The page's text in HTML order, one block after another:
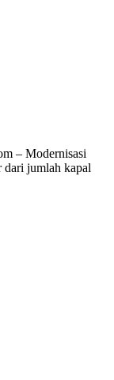
– Modernisasi
dari jumlah kapal